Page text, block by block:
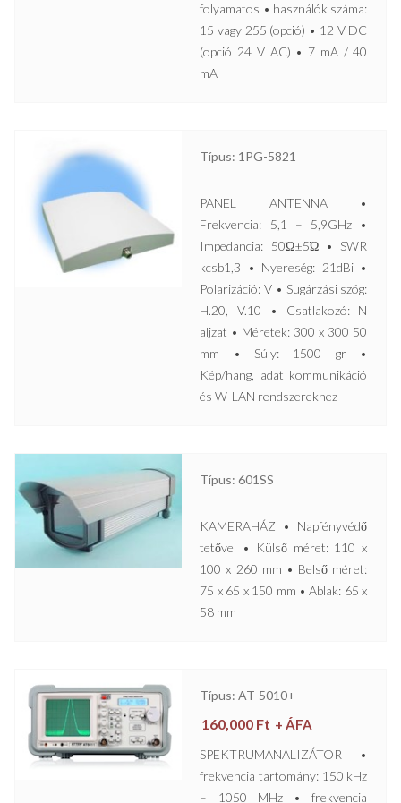
folyamatos • használók száma:
15 vagy 255 (opció) • 12 V DC
(opció 24 V AC) • 7 mA / 40
mA
Típus: 1PG-5821
PANEL ANTENNA •
Frekvencia: 5,1 – 5,9GHz •
Impedancia: 50Ώ±5Ώ • SWR
kcsb1,3 • Nyereség: 21dBi •
Polarizáció: V • Sugárzási szög:
H.20, V.10 • Csatlakozó: N
aljzat • Méretek: 300 x 300 50
mm • Súly: 1500 gr •
Kép/hang, adat kommunikáció
és W-LAN rendszerekhez
Típus: 601SS
KAMERAHÁZ • Napfényvédő
tetővel • Külső méret: 110 x
100 x 260 mm • Belső méret:
75 x 65 x 150 mm • Ablak: 65 x
58 mm
Típus: AT-5010+
160,000 Ft + ÁFA
SPEKTRUMANALIZÁTOR •
frekvencia tartomány: 150 kHz
– 1050 MHz • frekvencia